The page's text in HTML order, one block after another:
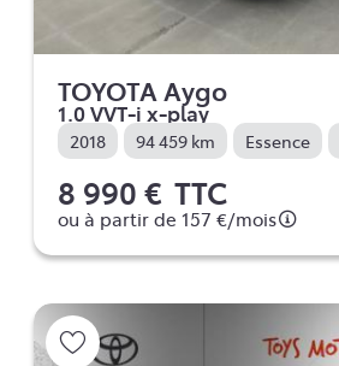
TOYOTA Aygo
1.0 VVT-i x-play
2018 94 459 km Essence
8 990 € TTC
ou à partir de 157 €/mois